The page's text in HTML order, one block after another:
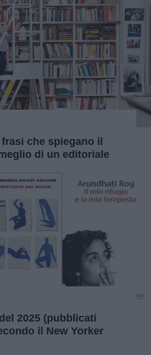
che spiegano il
di un editoriale
2025 (pubblicati
il New Yorker